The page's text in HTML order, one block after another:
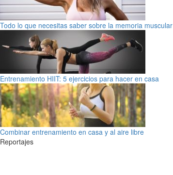
Todo lo que necesitas saber sobre la memoria muscular
Entrenamiento HIIT: 5 ejercicios para hacer en casa
Combinar entrenamiento en casa y al aire libre
Reportajes